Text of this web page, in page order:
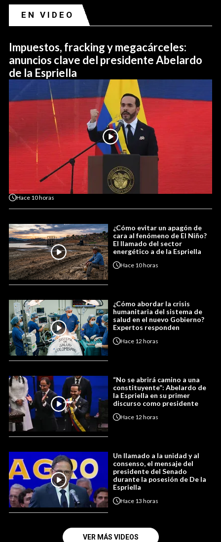
EN VIDEO
Impuestos, fracking y megacárceles:
anuncios clave del presidente Abelardo
de la Espriella
Hace 10 horas
¿Cómo evitar un apagón de
cara al fenómeno de El Niño?
El llamado del sector
energético a de la Espriella
Hace 10 horas
¿Cómo abordar la crisis
humanitaria del sistema de
salud en el nuevo Gobierno?
Expertos responden
Hace 12 horas
“No se abrirá camino a una
constituyente”: Abelardo de
la Espriella en su primer
discurso como presidente
Hace 12 horas
Un llamado a la unidad y al
consenso, el mensaje del
presidente del Senado
durante la posesión de De la
Espriella
Hace 13 horas
VER MÁS VIDEOS